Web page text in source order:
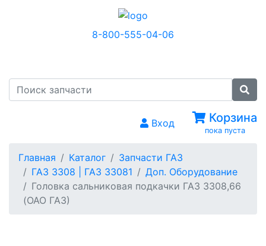
8-800-555-04-06
Вход Корзина
пока пуста
Главная Каталог
Запчасти ГАЗ
ГАЗ 3308 | ГАЗ 33081
Доп. Оборудование
Головка сальниковая подкачки ГАЗ 3308,66
(ОАО ГАЗ)